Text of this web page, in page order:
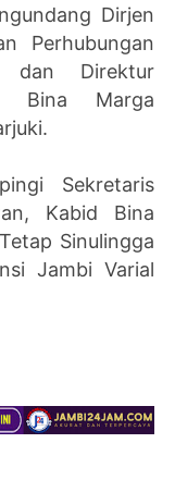
Dirjen
Perhubungan
dan Direktur
Bina Marga
Sekretaris
Kabid Bina
Sinulingga
Jambi Varial